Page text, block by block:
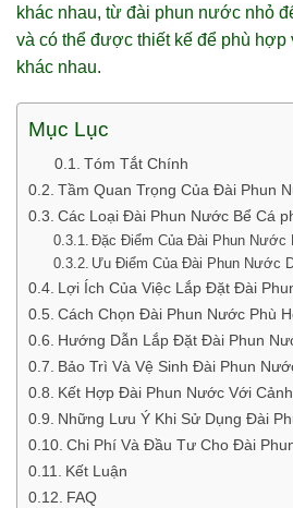
khác nhau, từ đài phun nước nhỏ
và có thể được thiết kế để phù hợp
khác nhau.
Mục Lục
Tóm Tắt Chính
Tầm Quan Trọng Của Đài Phun
Các Loại Đài Phun Nước Bể Cá
Đặc Điểm Của Đài Phun Nước
Ưu Điểm Của Đài Phun Nước
Lợi Ích Của Việc Lắp Đặt Đài
Cách Chọn Đài Phun Nước Phù
Hướng Dẫn Lắp Đặt Đài Phun
Bảo Trì Và Vệ Sinh Đài Phun
Kết Hợp Đài Phun Nước Với
Những Lưu Ý Khi Sử Dụng Đài
Chi Phí Và Đầu Tư Cho Đài
Kết Luận
FAQ